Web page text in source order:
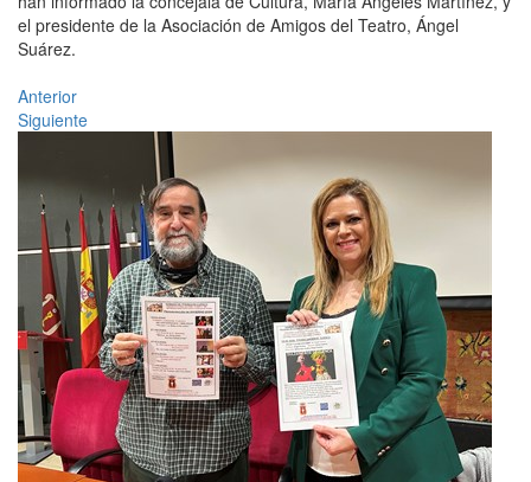
el presidente de la Asociación de Amigos del Teatro, Ángel
Suárez.
Anterior
Siguiente